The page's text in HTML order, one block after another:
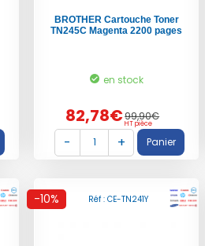
BROTHER Cartouche Toner
TN245C Magenta 2200 pages
en stock
82,78€99,90€
HT pièce
-10% Réf : CE-TN241Y